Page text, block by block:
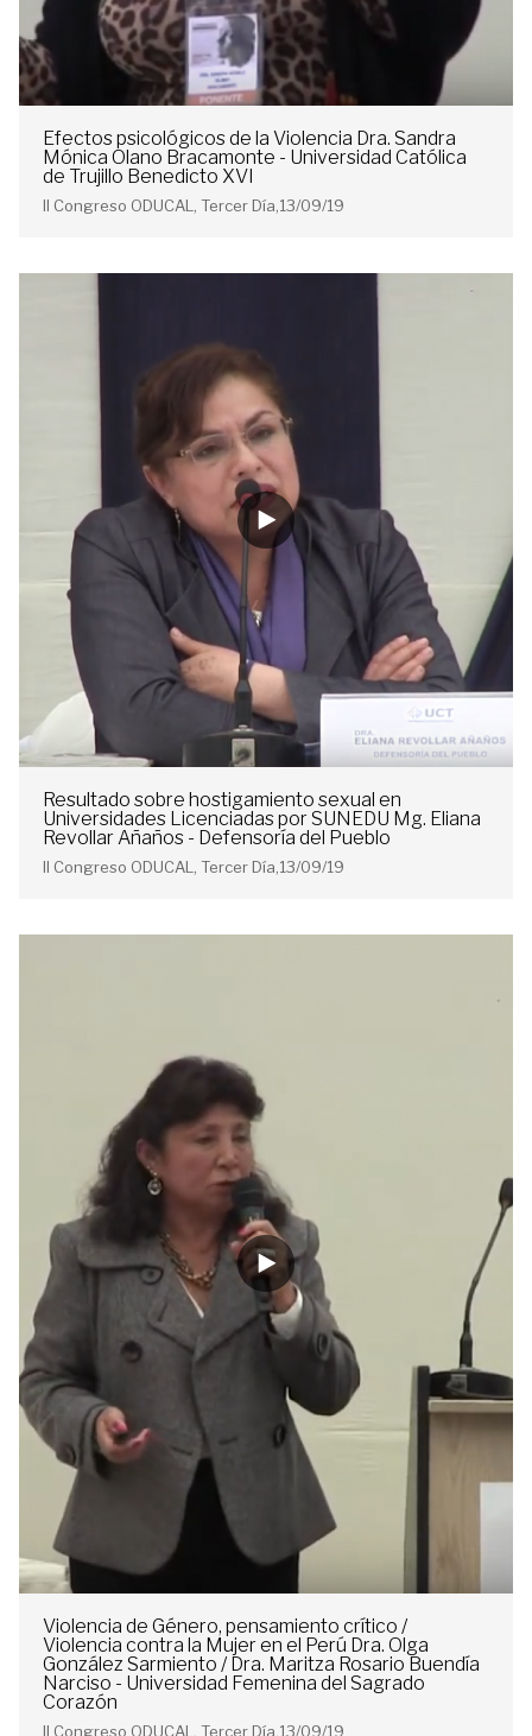
Efectos psicológicos de la Violencia Dra. Sandra
Mónica Olano Bracamonte - Universidad Católica
de Trujillo Benedicto XVI
II Congreso ODUCAL, Tercer Día,13/09/19
Resultado sobre hostigamiento sexual en
Universidades Licenciadas por SUNEDU Mg. Eliana
Revollar Añaños - Defensoría del Pueblo
II Congreso ODUCAL, Tercer Día,13/09/19
Violencia de Género, pensamiento crítico /
Violencia contra la Mujer en el Perú Dra. Olga
González Sarmiento / Dra. Maritza Rosario Buendía
Narciso - Universidad Femenina del Sagrado
Corazón
II Congreso ODUCAL, Tercer Día,13/09/19